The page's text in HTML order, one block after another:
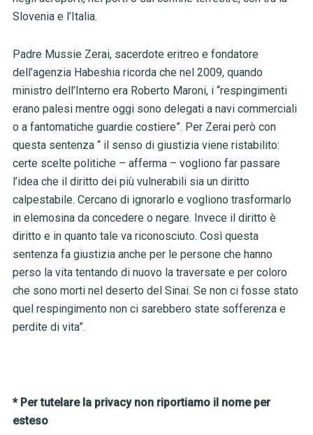
Slovenia e l’Italia.
Padre Mussie Zerai, sacerdote eritreo e fondatore
dell’agenzia Habeshia ricorda che nel 2009, quando
ministro dell’Interno era Roberto Maroni, i “respingimenti
erano palesi mentre oggi sono delegati a navi commerciali
o a fantomatiche guardie costiere”. Per Zerai però con
questa sentenza “ il senso di giustizia viene ristabilito:
certe scelte politiche – afferma – vogliono far passare
l’idea che il diritto dei più vulnerabili sia un diritto
calpestabile. Cercano di ignorarlo e vogliono trasformarlo
in elemosina da concedere o negare. Invece il diritto è
diritto e in quanto tale va riconosciuto. Così questa
sentenza fa giustizia anche per le persone che hanno
perso la vita tentando di nuovo la traversate e per coloro
che sono morti nel deserto del Sinai. Se non ci fosse stato
quel respingimento non ci sarebbero state sofferenza e
perdite di vita”.
* Per tutelare la privacy non riportiamo il nome per
esteso